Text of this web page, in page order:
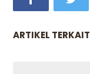
ARTIKEL TERKAIT